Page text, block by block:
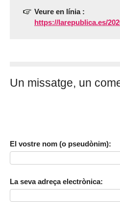
Veure en línia :
https://larepublica.es/
Un missatge, un
El vostre nom (o pseudònim):
La seva adreça electrònica: